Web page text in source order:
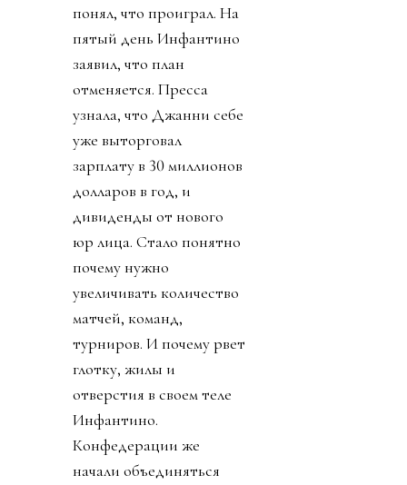
понял, что проиграл. На
пятый день Инфантино
заявил, что план
отменяется. Пресса
узнала, что Джанни себе
уже выторговал
зарплату в 30 миллионов
долларов в год, и
дивиденды от нового
юр лица. Стало понятно
почему нужно
увеличивать количество
матчей, команд,
турниров. И почему рвет
глотку, жилы и
отверстия в своем теле
Инфантино.
Конфедерации же
начали объединяться